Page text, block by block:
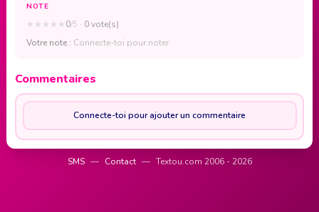
NOTE
★ ★ ★ ★ ★0/5 · 0 vote(s)
Votre note : Connecte-toi pour noter
Commentaires
Connecte-toi pour ajouter un commentaire
SMS — Contact — Textou.com 2006 - 2026